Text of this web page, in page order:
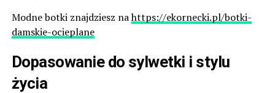
Modne botki znajdziesz nahttps://ekornecki.pl/botki-
damskie-ocieplane
Dopasowanie do sylwetki i stylu
życia